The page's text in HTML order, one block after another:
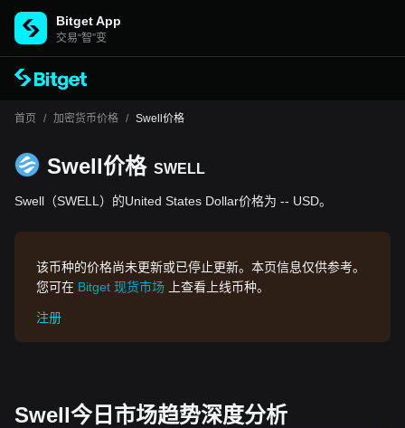
Bitget App
交易“智”变
首页 / 加密货币价格 / Swell价格
Swell价格 SWELL
Swell（SWELL）的United States Dollar价格为 -- USD。
该币种的价格尚未更新或已停止更新。本页信息仅供参考。
您可在 Bitget 现货市场 上查看上线币种。
注册
Swell今日市场趋势深度分析